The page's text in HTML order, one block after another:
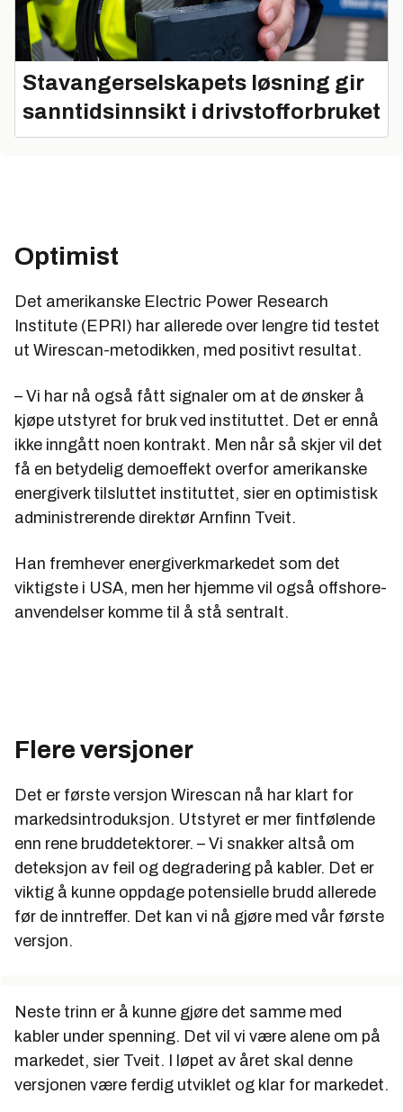
Stavangerselskapets løsning gir
sanntidsinnsikt i drivstofforbruket
Optimist
Det amerikanske Electric Power Research
Institute (EPRI) har allerede over lengre tid testet
ut Wirescan-metodikken, med positivt resultat.
– Vi har nå også fått signaler om at de ønsker å
kjøpe utstyret for bruk ved instituttet. Det er ennå
ikke inngått noen kontrakt. Men når så skjer vil det
få en betydelig demoeffekt overfor amerikanske
energiverk tilsluttet instituttet, sier en optimistisk
administrerende direktør Arnfinn Tveit.
Han fremhever energiverkmarkedet som det
viktigste i USA, men her hjemme vil også offshore-
anvendelser komme til å stå sentralt.
Flere versjoner
Det er første versjon Wirescan nå har klart for
markedsintroduksjon. Utstyret er mer fintfølende
enn rene bruddetektorer. – Vi snakker altså om
deteksjon av feil og degradering på kabler. Det er
viktig å kunne oppdage potensielle brudd allerede
før de inntreffer. Det kan vi nå gjøre med vår første
versjon.
Neste trinn er å kunne gjøre det samme med
kabler under spenning. Det vil vi være alene om på
markedet, sier Tveit. I løpet av året skal denne
versjonen være ferdig utviklet og klar for markedet.